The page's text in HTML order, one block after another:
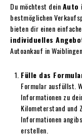
Du möchtest deinAuto
bestmöglichen
bieten dir einen
individuelles
Autoankauf in
Fülle das
Formular ausfüllst.
Informationen zu
Kilometerstand und
Informationen
erstellen.